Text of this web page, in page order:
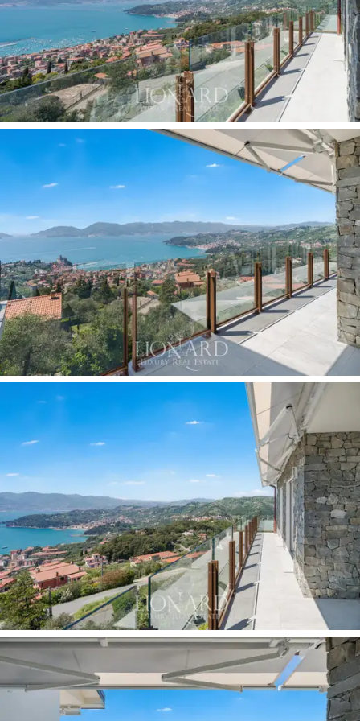
dell'appartamento. Un bagno di servizio, accessibile
dall'ingresso, completa la distribuzione interna
garantendo comfort per gli ospiti.
Laterrazza a sudè il punto di forza della proprietà:
uno spazio aperto di grande qualità, protetto da
parapetti in vetro con montanti in bronzoche
preservano la vista senza interruzioni sul golfo, sulle
isole e sulle colline circostanti. Il
giardino terrazzato di
circa 700 mq
, conuliveto privatointegrato nel verde
della macchia mediterranea, avvolge l'edificio su
entrambi i lati: sia a nord, dove il sentiero condominiale
nel verde introduce all'ingresso, che a sud, dove i
terrazzamenti scendono verso il panorama.
L'appartamento è dotato diimpianto fotovoltaico
tetto, che contribuisce all'autonomia energetica della
residenza, e diposto auto privato coperto. Il
complesso prevede lapossibilità di realizzare una
piscina a sfioro panoramica, da sviluppare nel
contesto del giardino terrazzato, che amplierebbe
ulteriormente il profilo della proprietà verso uno
standard resort di alto livello.